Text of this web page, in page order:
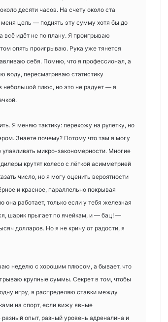
десяти часов. На счету около ста
меня цель — поднять эту сумму хотя бы до
всё идёт не по плану. Я проигрываю
опять проигрываю. Рука уже тянется
себя. Помню, что я профессионал, а
воду, пересматриваю статистику
небольшой плюс, но это не радует — я
Я меняю тактику: перехожу на рулетку, но
Знаете почему? Потому что там я могу
микро-закономерности. Многие
крутят колесо с лёгкой асимметрией
число, но я могу оценить вероятности
и красное, параллельно покрывая
она работает, только если у тебя железная
шарик прыгает по ячейкам, и — бац! —
долларов. Но я не кричу от радости, я
неделю с хорошим плюсом, а бывает, что
крупные суммы. Секрет в том, чтобы
игру, я распределяю ставки между
на спорт, если вижу явные
опыт, разный уровень адреналина и